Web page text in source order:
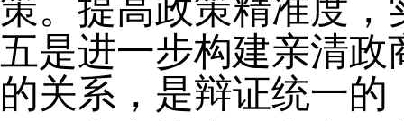
策。提高政策精准度
五是进一步构建亲清政
的关系，是辩证统一